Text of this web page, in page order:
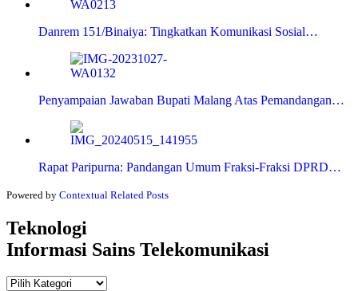
Danrem 151/Binaiya: Tingkatkan Komunikasi Sosial…
Penyampaian Jawaban Bupati Malang Atas Pemandangan…
Rapat Paripurna: Pandangan Umum Fraksi-Fraksi DPRD…
Powered by Contextual Related Posts
Teknologi
Informasi Sains Telekomunikasi
Teknologi